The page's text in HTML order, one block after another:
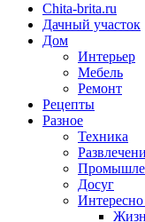
Chita-brita.ru
Дачный участок
Дом
Интерьер
Мебель
Ремонт
Рецепты
Разное
Техника
Досуг